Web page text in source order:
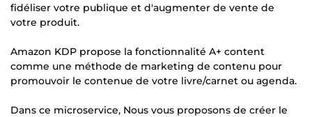
fidéliser votre publique et d'augmenter de vente de
votre produit.
Amazon KDP propose la fonctionnalité A+ content
comme une méthode de marketing de contenu pour
promouvoir le contenue de votre livre/carnet ou agenda.
Dans ce microservice, Nous vous proposons de créer le